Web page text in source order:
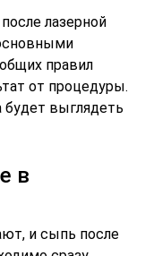
лазерной
правил
от процедуры.
будет выглядеть
в
и сыпь после